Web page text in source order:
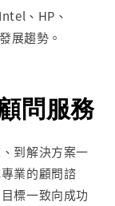
、HP、
展趨勢。
問服務
到解決方案一
業的顧問諮
標一致向成功